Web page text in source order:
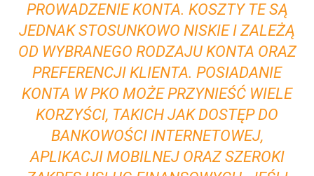
PROWADZENIE KONTA. KOSZTY TE SĄ
JEDNAK STOSUNKOWO NISKIE I ZALEŻĄ
OD WYBRANEGO RODZAJU KONTA ORAZ
PREFERENCJI KLIENTA. POSIADANIE
KONTA W PKO MOŻE PRZYNIEŚĆ WIELE
KORZYŚCI, TAKICH JAK DOSTĘP DO
BANKOWOŚCI INTERNETOWEJ,
APLIKACJI MOBILNEJ ORAZ SZEROKI